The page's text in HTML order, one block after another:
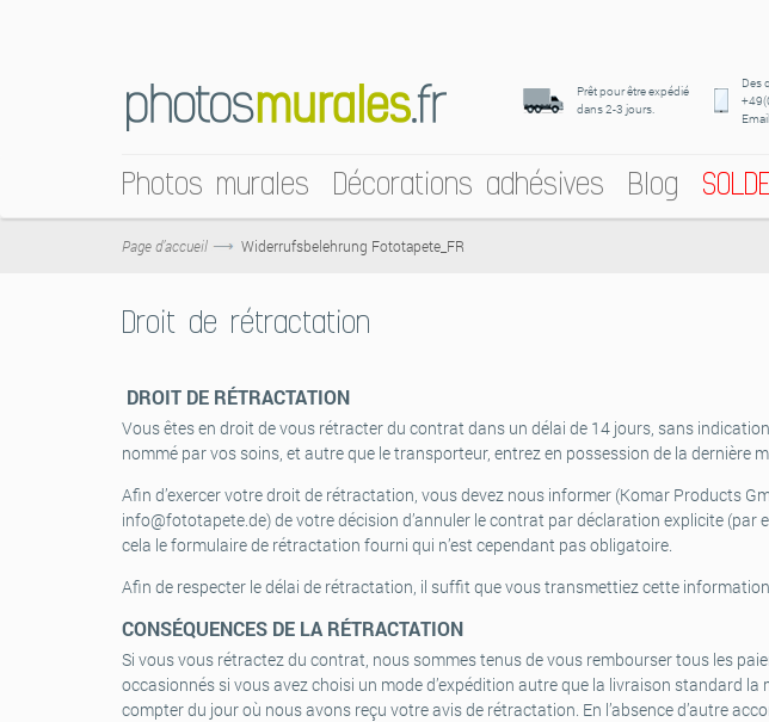
Prêt pour être expédié
dans 2-3 jours.
Des
Photos murales Décorations adhésives Blog
Page d’accueil Widerrufsbelehrung Fototapete_FR
Droit de rétractation
DROIT DE RÉTRACTATION
Vous êtes en droit de vous rétracter du contrat dans un délai de 14 jours, sans
nommé par vos soins, et autre que le transporteur, entrez en possession de la dernière
Afin d’exercer votre droit de rétractation, vous devez nous informer (Komar Products
info@fototapete.de) de votre décision d’annuler le contrat par déclaration explicite
cela le formulaire de rétractation fourni qui n’est cependant pas obligatoire.
Afin de respecter le délai de rétractation, il suffit que vous transmettiez cette
CONSÉQUENCES DE LA RÉTRACTATION
Si vous vous rétractez du contrat, nous sommes tenus de vous rembourser tous les
occasionnés si vous avez choisi un mode d’expédition autre que la livraison standard
compter du jour où nous avons reçu votre avis de rétractation. En l’absence d’autre